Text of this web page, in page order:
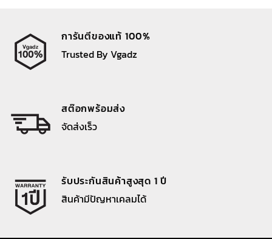
การันตีของแท้ 100%
Trusted By Vgadz
สต๊อกพร้อมส่ง
จัดส่งเร็ว
รับประกันสินค้าสูงสุด 1 ปี
สินค้ามีปัญหาเคลมได้